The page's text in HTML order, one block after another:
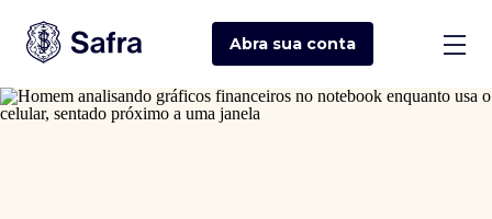
Abra sua conta